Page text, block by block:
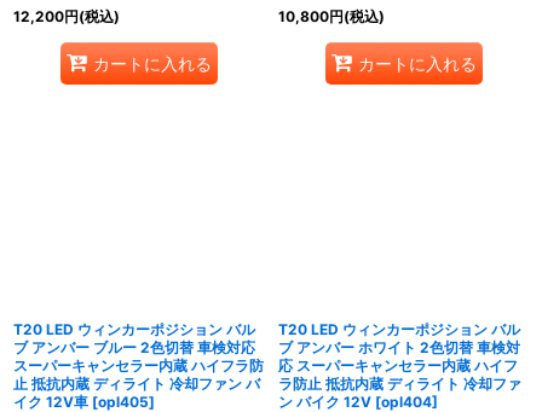
12,200円(税込)
カートに入れる
10,800円(税込)
カートに入れる
T20 LED ウィンカーポジション バル
ブ アンバー ブルー 2色切替 車検対応
スーパーキャンセラー内蔵 ハイフラ防
止 抵抗内蔵 ディライト 冷却ファン バ
イク 12V車 [opl405]
T20 LED ウィンカーポジション バル
ブ アンバー ホワイト 2色切替 車検対
応 スーパーキャンセラー内蔵 ハイフ
ラ防止 抵抗内蔵 ディライト 冷却ファ
ン バイク 12V [opl404]